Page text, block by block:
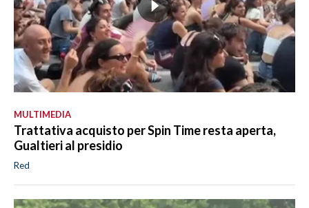
MULTIMEDIA
Trattativa acquisto per Spin Time resta aperta,
Gualtieri al presidio
Red